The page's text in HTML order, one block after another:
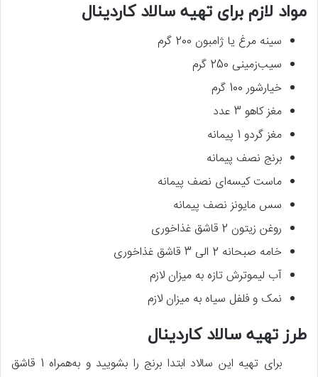
مواد لازم برای تهیه سالاد کاردینال
سینه مرغ یا ژامبون 200 گرم
سیب‌زمینی 250 گرم
خیارشور 100 گرم
مغز کاهو 3 عدد
مغز گردو 1 پیمانه
برنج نصف پیمانه
ماست کیسه‌ای نصف پیمانه
سس مایونز نصف پیمانه
روغن زیتون 2 قاشق غذاخوری
خامه صبحانه 2 الی 3 قاشق غذاخوری
آب لیموترش تازه به میزان لازم
نمک و فلفل سیاه به میزان لازم
طرز تهیه سالاد کاردینال
برای تهیه این سالاد ابتدا برنج را بشویید و به‌همراه 1 قاشق